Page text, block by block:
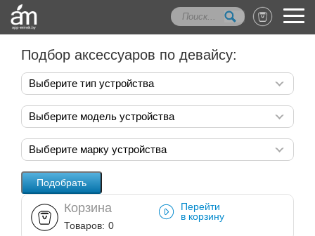
Подбор аксессуаров по девайсу:
Выберите тип устройства
Выберите модель устройства
Выберите марку устройства
Корзина
Товаров: 0
Перейти
в корзину